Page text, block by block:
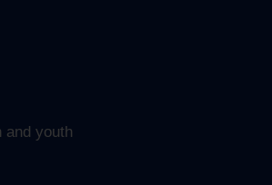
and youth